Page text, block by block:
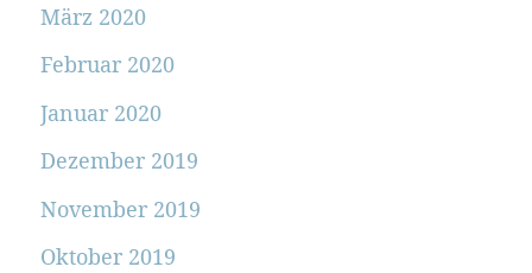
März 2020
Februar 2020
Januar 2020
Dezember 2019
November 2019
Oktober 2019